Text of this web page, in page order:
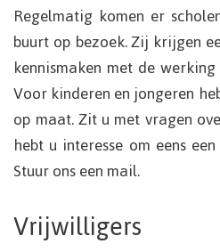
Regelmatig komen er
buurt op bezoek. Zij krijgen
kennismaken met de
Voor kinderen en jongeren
op maat. Zit u met vragen
hebt u interesse om eens
Stuur ons een mail.
Vrijwilligers